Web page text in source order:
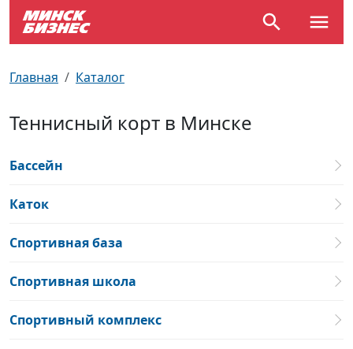
Главная Каталог
Теннисный корт в Минске
Бассейн
Каток
Спортивная база
Спортивная школа
Спортивный комплекс